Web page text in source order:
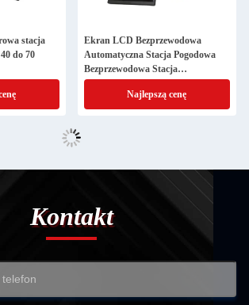
stacja
do 70
Ekran LCD Bezprzewodowa
Automatyczna Stacja Pogodowa
Bezprzewodowa Stacja
Prognozowania
Najlepszą cenę
Kontakt